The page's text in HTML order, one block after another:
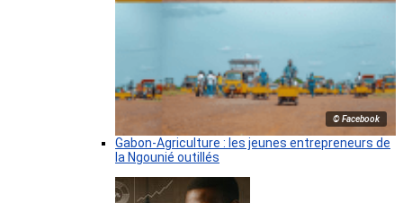
© Facebook
Gabon-Agriculture : les jeunes entrepreneurs de
la Ngounié outillés